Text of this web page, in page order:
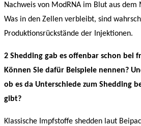
Nachweis von ModRNA im Blut aus
Was in den Zellen verbleibt, sind
Produktionsrückstände der Injektionen.
2 Shedding gab es offenbar schon bei
Können Sie dafür Beispiele nennen?
ob es da Unterschiede zum Shedding
gibt?
Klassische Impfstoffe shedden laut